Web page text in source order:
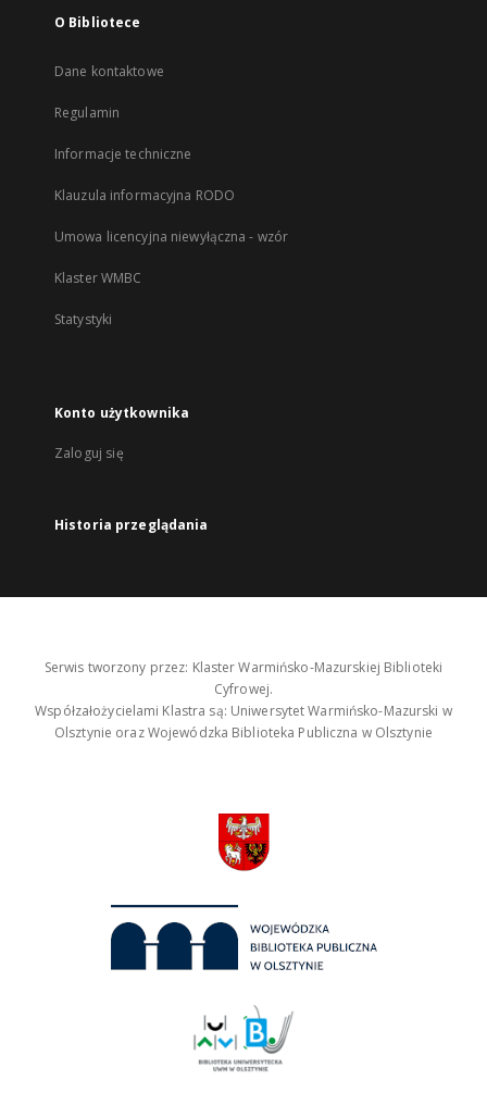
O Bibliotece
Dane kontaktowe
Regulamin
Informacje techniczne
Klauzula informacyjna RODO
Umowa licencyjna niewyłączna - wzór
Klaster WMBC
Statystyki
Konto użytkownika
Zaloguj się
Historia przeglądania
Serwis tworzony przez: Klaster Warmińsko-Mazurskiej Biblioteki
Cyfrowej.
Współzałożycielami Klastra są: Uniwersytet Warmińsko-Mazurski w
Olsztynie oraz Wojewódzka Biblioteka Publiczna w Olsztynie